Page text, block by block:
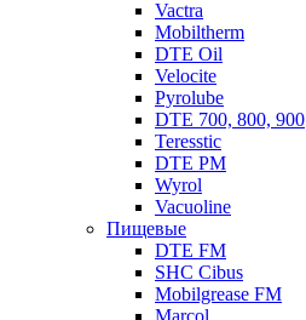
Vactra
Mobiltherm
DTE Oil
Velocite
Pyrolube
DTE 700, 800, 900
Teresstic
DTE PM
Wyrol
Vacuoline
Пищевые
DTE FM
SHC Cibus
Mobilgrease FM
Marcol